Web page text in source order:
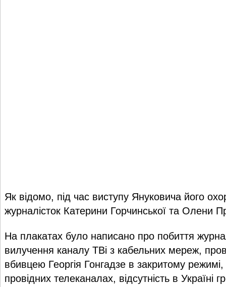
Як відомо, під час виступу Януковича його
журналісток Катерини Горчинської та Олени
На плакатах було написано про побиття
вилучення каналу ТВі з кабельних мереж,
вбивцею Георгія Гонгадзе в закритому
провідних телеканалах, відсутність в Україні